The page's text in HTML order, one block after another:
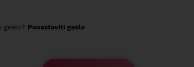
geslo? Ponastaviti geslo